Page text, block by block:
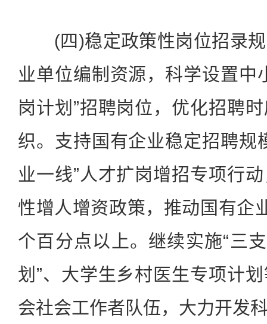
(四)稳定政策性岗位招录规
业单位编制资源，科学设置中
岗计划”招聘岗位，优化招聘
织。支持国有企业稳定招聘规
业一线”人才扩岗增招专项行
性增人增资政策，推动国有企
个百分点以上。继续实施“三
划”、大学生乡村医生专项计
会社会工作者队伍，大力开发